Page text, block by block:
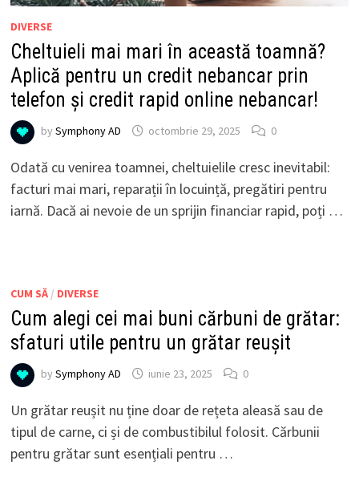
DIVERSE
Cheltuieli mai mari în această toamnă?
Aplică pentru un credit nebancar prin
telefon și credit rapid online nebancar!
by Symphony AD octombrie 29, 2025 0
Odată cu venirea toamnei, cheltuielile cresc inevitabil:
facturi mai mari, reparații în locuință, pregătiri pentru
iarnă. Dacă ai nevoie de un sprijin financiar rapid, poți …
CUM SĂ/ DIVERSE
Cum alegi cei mai buni cărbuni de grătar:
sfaturi utile pentru un grătar reușit
by Symphony AD iunie 23, 2025 0
Un grătar reușit nu ține doar de rețeta aleasă sau de
tipul de carne, ci și de combustibilul folosit. Cărbunii
pentru grătar sunt esențiali pentru …